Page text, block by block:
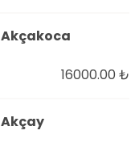
Akçakoca
16000.00 ₺
Akçay